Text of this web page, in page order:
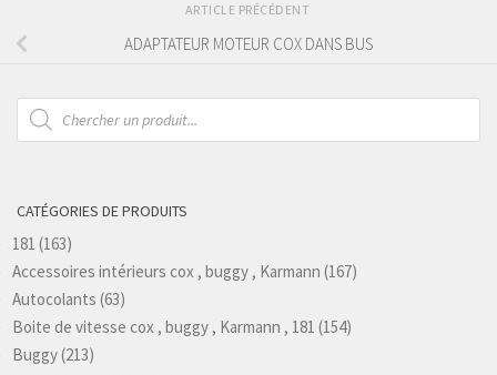
ARTICLE PRÉCÉDENT
ADAPTATEUR MOTEUR COX DANS BUS
Recherche
de
produits
CATÉGORIES DE PRODUITS
181 (163)
Accessoires intérieurs cox , buggy , Karmann (167)
Autocolants (63)
Boite de vitesse cox , buggy , Karmann , 181 (154)
Buggy(213)